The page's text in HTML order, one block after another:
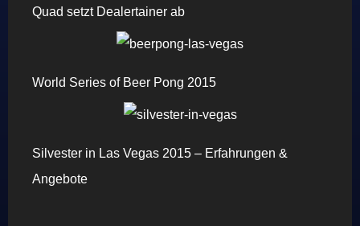
Quad setzt Dealertainer ab
World Series of Beer Pong 2015
Silvester in Las Vegas 2015 – Erfahrungen &
Angebote